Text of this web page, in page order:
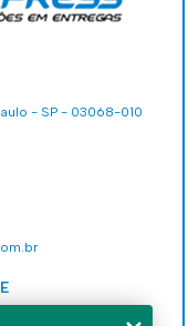
- SP - 03068-010